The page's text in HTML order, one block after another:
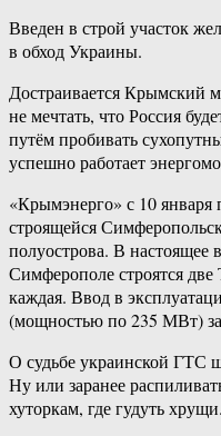
Введен в строй участок
в обход Украины.
Достраивается Крымский
не мечтать, что Россия
путём пробивать
успешно работает
«Крымэнерго» с 10
строящейся
полуострова. В настоящее
Симферополе строятся
каждая. Ввод в
(мощностью по 235 МВт)
О судьбе украинской ГТС
Ну или заранее
хуторкам, где гудуть хрущи.